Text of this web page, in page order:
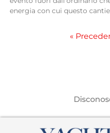
energia con cui questo
«